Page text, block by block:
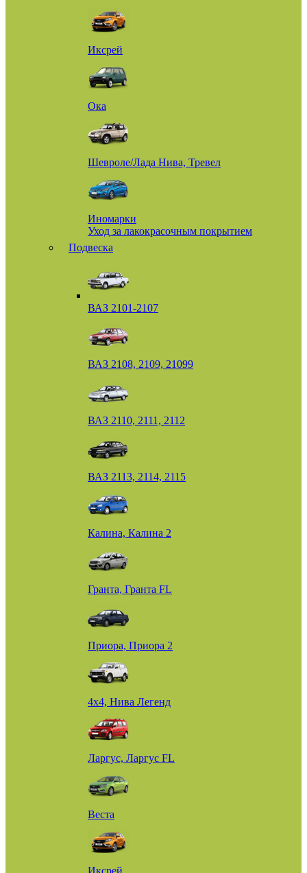
Иксрей
Ока
Шевроле/Лада Нива, Тревел
Иномарки
Уход за лакокрасочным покрытием
Подвеска
ВАЗ 2101-2107
ВАЗ 2108, 2109, 21099
ВАЗ 2110, 2111, 2112
ВАЗ 2113, 2114, 2115
Калина, Калина 2
Гранта, Гранта FL
Приора, Приора 2
4х4, Нива Легенд
Ларгус, Ларгус FL
Веста
Иксрей